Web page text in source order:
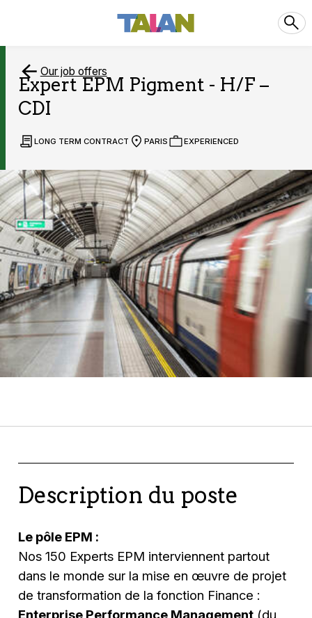
Our job offers
Expert EPM Pigment - H/F –
CDI
LONG TERM CONTRACT PARIS EXPERIENCED
Description du poste
Le pôle EPM :
Nos 150 Experts EPM interviennent partout
dans le monde sur la mise en œuvre de projet
de transformation de la fonction Finance :
Enterprise Performance Management (du